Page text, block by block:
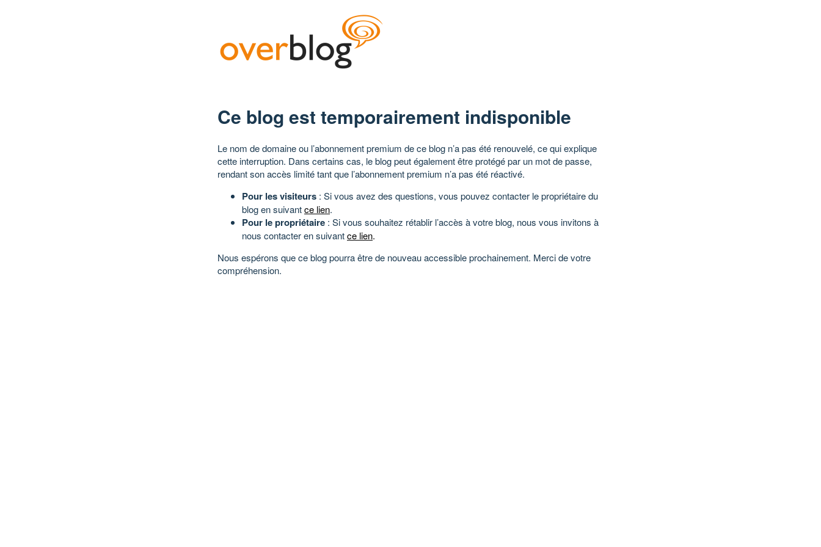
Ce blog est temporairement indisponible
Le nom de domaine ou l’abonnement premium de ce blog n’a pas été renouvelé, ce qui explique
cette interruption. Dans certains cas, le blog peut également être protégé par un mot de passe,
rendant son accès limité tant que l’abonnement premium n’a pas été réactivé.
Pour les visiteurs : Si vous avez des questions, vous pouvez contacter le propriétaire du
blog en suivantce lien.
Pour le propriétaire : Si vous souhaitez rétablir l’accès à votre blog, nous vous invitons à
nous contacter en suivantce lien.
Nous espérons que ce blog pourra être de nouveau accessible prochainement. Merci de votre
compréhension.